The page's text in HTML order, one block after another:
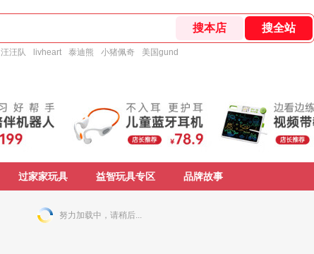
汪汪队 livheart 泰迪熊 小猪佩奇 美国gund
过家家玩具 益智玩具专区 品牌故事
努力加载中，请稍后...